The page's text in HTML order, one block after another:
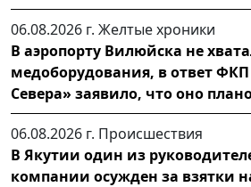
06.08.2026 г. Желтые хроники
В аэропорту Вилюйска не
медоборудования, в ответ
Севера» заявило, что оно
06.08.2026 г. Происшествия
В Якутии один из
компании осужден за взятки